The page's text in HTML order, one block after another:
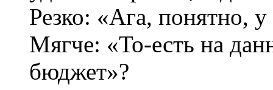
Резко: «Ага, понятно,
Мягче: «То-есть на
бюджет»?